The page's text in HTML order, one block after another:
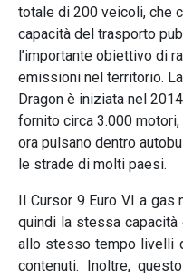
totale di 200 veicoli, che
capacità del trasporto
l’importante obiettivo di
emissioni nel territorio.
Dragon è iniziata nel
fornito circa 3.000
ora pulsano dentro
le strade di molti paesi.
Il Cursor 9 Euro VI a
quindi la stessa
allo stesso tempo livelli
contenuti. Inoltre,